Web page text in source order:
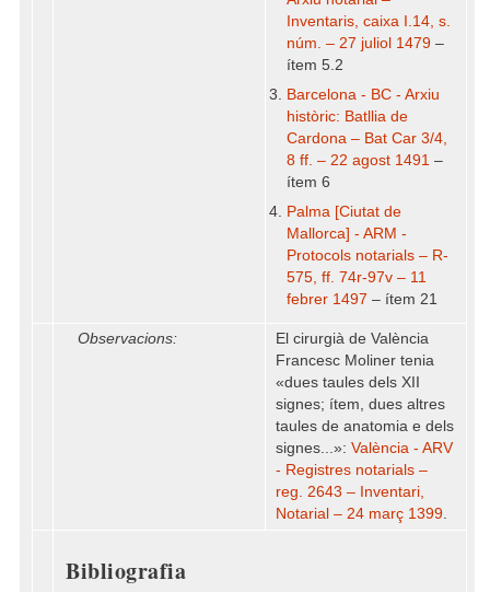
Inventaris, caixa I.14, s.
núm. – 27 juliol 1479 –
ítem 5.2
Barcelona - BC - Arxiu
històric: Batllia de
Cardona – Bat Car 3/4,
8 ff. – 22 agost 1491 –
ítem 6
Palma [Ciutat de
Mallorca] - ARM -
Protocols notarials – R-
575, ff. 74r-97v – 11
febrer 1497 – ítem 21
Observacions:
El cirurgià de València
Francesc Moliner tenia
«dues taules dels XII
signes; ítem, dues altres
taules de anatomia e dels
signes...»: València - ARV
- Registres notarials –
reg. 2643 – Inventari,
Notarial – 24 març 1399.
Bibliografia